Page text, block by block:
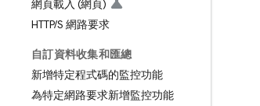
網頁載入 (網頁)
HTTP/S 網路要求
自訂資料收集和匯總
新增特定程式碼的監控功能
為特定網路要求新增監控功能